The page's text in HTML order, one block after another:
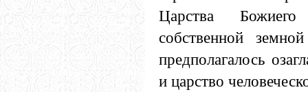
Царства
собственной
предполагалось
и царство